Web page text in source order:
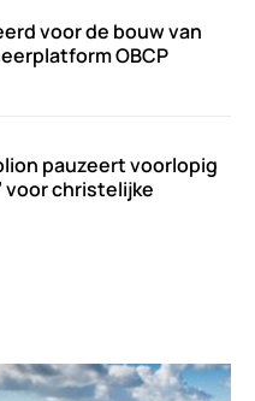
voor de bouw van
OBCP
pauzeert voorlopig
voor christelijke